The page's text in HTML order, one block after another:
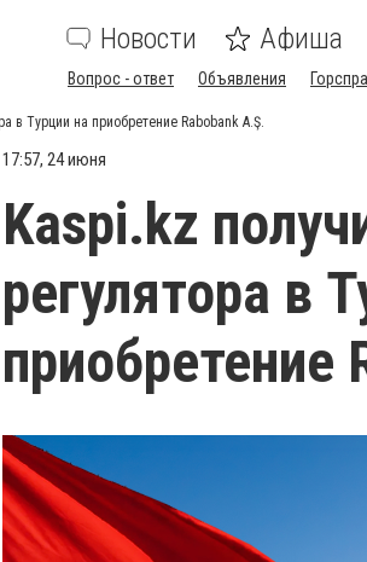
Новости Афиша
Вопрос - ответ Объявления
в Турции на приобретение Rabobank A.Ş.
17:57, 24 июня
Kaspi.kz
регулятора в
приобретение